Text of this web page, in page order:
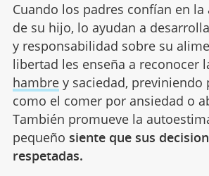
Cuando los padres confían en
de su hijo, lo ayudan a
y responsabilidad sobre su
libertad les enseña a reconocer
hambrey saciedad, previniendo
como el comer por ansiedad o
También promueve la
pequeño siente que sus
respetadas.